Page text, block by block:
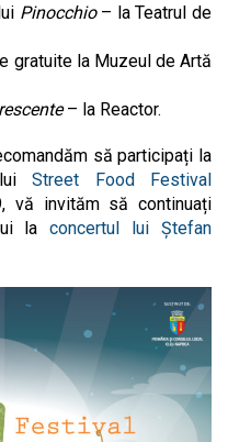
Pinocchio– la Teatrul de
gratuite la Muzeul de Artă
– la Reactor.
să participați la
Street Food Festival
vă invităm să continuați
laconcertul lui Ștefan